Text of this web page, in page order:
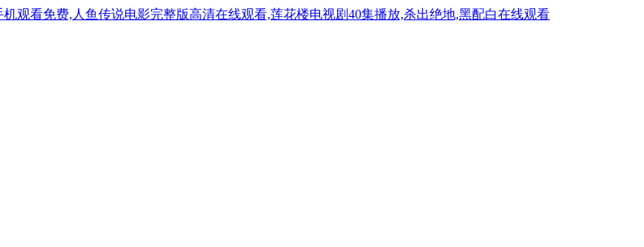
观看免费,人鱼传说电影完整版高清在线观看,莲花楼电视剧40集播放,杀出绝地,黑配白在线观看